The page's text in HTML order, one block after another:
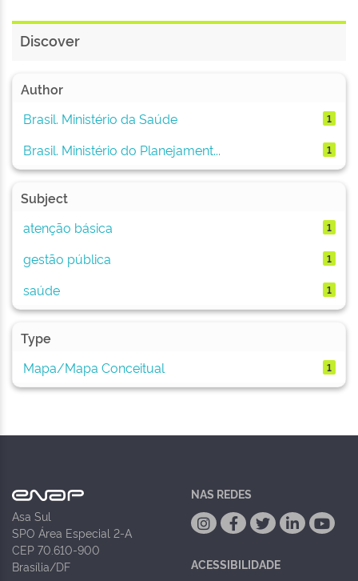
Discover
Author
Brasil. Ministério da Saúde
1
Brasil. Ministério do Planejament... 1
Subject
atenção básica
1
gestão pública 1
saúde 1
Type
Mapa/Mapa Conceitual
1
Asa Sul
SPO Área Especial 2-A
CEP 70.610-900
Brasília/DF
NAS REDES
ACESSIBILIDADE